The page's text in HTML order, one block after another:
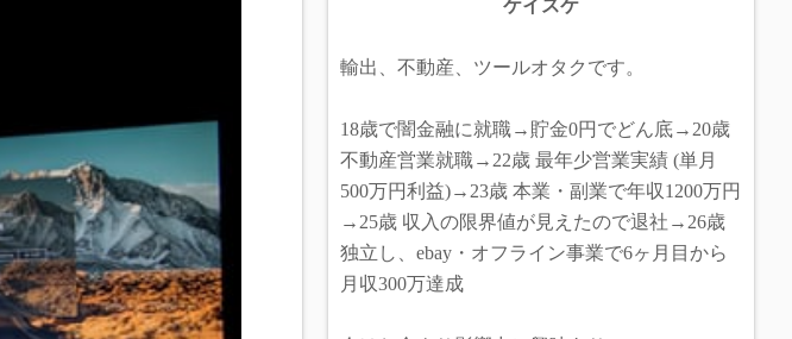
ケイスケ
輸出、不動産、ツールオタクです。
18歳で闇金融に就職→貯金0円でどん底→20歳
不動産営業就職→22歳 最年少営業実績 (単月
500万円利益)→23歳 本業・副業で年収1200万円
→25歳 収入の限界値が見えたので退社→26歳
独立し、ebay・オフライン事業で6ヶ月目から
月収300万達成